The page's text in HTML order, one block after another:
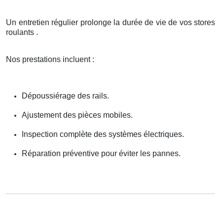
Un entretien régulier prolonge la durée de vie de vos stores
roulants .
Nos prestations incluent :
Dépoussiérage des rails.
Ajustement des pièces mobiles.
Inspection complète des systèmes électriques.
Réparation préventive pour éviter les pannes.